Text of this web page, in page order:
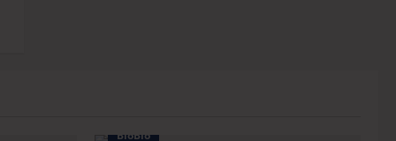
BioBio